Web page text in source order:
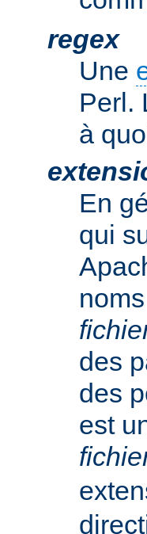
regex
Une
Perl.
à
En
qui
des
des
est